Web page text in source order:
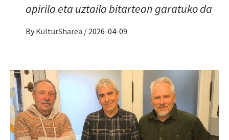
apirila eta uztaila bitartean garatuko da
By KulturSharea / 2026-04-09